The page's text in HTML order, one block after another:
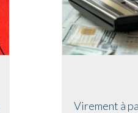
Virement à